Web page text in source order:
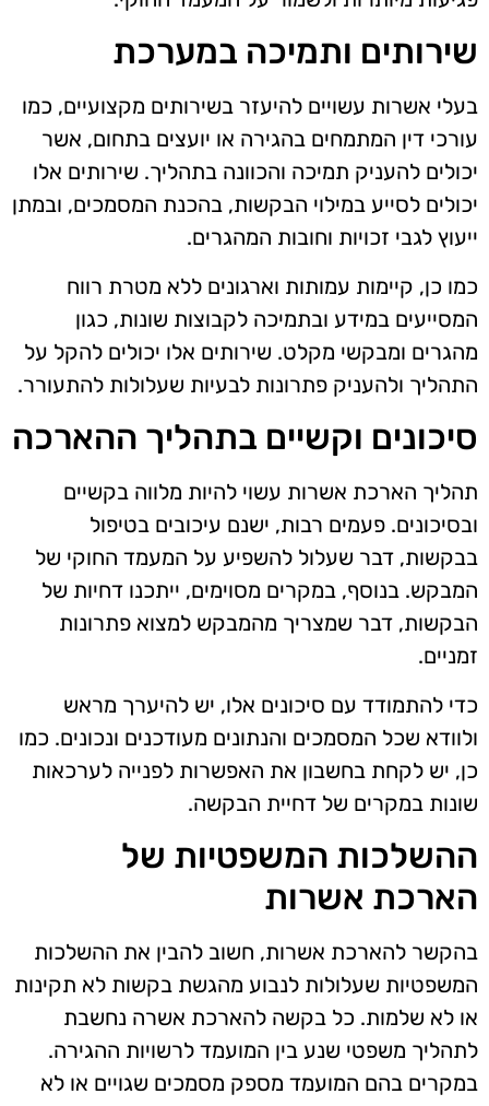
שירותים ותמיכה במערכת
בעלי אשרות עשויים להיעזר בשירותים מקצועיים, כמו
עורכי דין המתמחים בהגירה או יועצים בתחום, אשר
יכולים להעניק תמיכה והכוונה בתהליך. שירותים אלו
יכולים לסייע במילוי הבקשות, בהכנת המסמכים, ובמתן
ייעוץ לגבי זכויות וחובות המהגרים.
כמו כן, קיימות עמותות וארגונים ללא מטרת רווח
המסייעים במידע ובתמיכה לקבוצות שונות, כגון
מהגרים ומבקשי מקלט. שירותים אלו יכולים להקל על
התהליך ולהעניק פתרונות לבעיות שעלולות להתעורר.
סיכונים וקשיים בתהליך ההארכה
תהליך הארכת אשרות עשוי להיות מלווה בקשיים
ובסיכונים. פעמים רבות, ישנם עיכובים בטיפול
בבקשות, דבר שעלול להשפיע על המעמד החוקי של
המבקש. בנוסף, במקרים מסוימים, ייתכנו דחיות של
הבקשות, דבר שמצריך מהמבקש למצוא פתרונות
זמניים.
כדי להתמודד עם סיכונים אלו, יש להיערך מראש
ולוודא שכל המסמכים והנתונים מעודכנים ונכונים. כמו
כן, יש לקחת בחשבון את האפשרות לפנייה לערכאות
שונות במקרים של דחיית הבקשה.
ההשלכות המשפטיות של
הארכת אשרות
בהקשר להארכת אשרות, חשוב להבין את ההשלכות
המשפטיות שעלולות לנבוע מהגשת בקשות לא תקינות
או לא שלמות. כל בקשה להארכת אשרה נחשבת
לתהליך משפטי שנע בין המועמד לרשויות ההגירה.
במקרים בהם המועמד מספק מסמכים שגויים או לא